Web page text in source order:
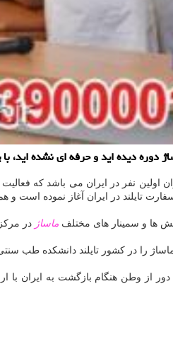
دوره دیده اید و حرفه ای نشده اید،
اولین نفر در ایران می باشد که
تایلند در ایران آغاز نموده است
ها و سمینار های مختلف ماساژ در
را در کشور تایلند دانشکده طب
از وطن هنگام بازگشت به ایران با